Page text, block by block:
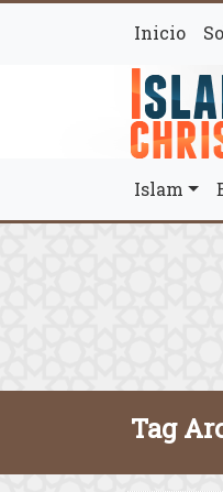
Inicio
Islam
Tag